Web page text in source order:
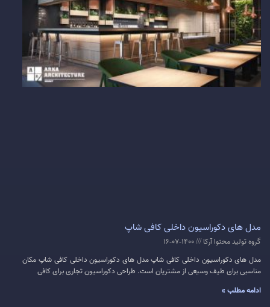
مدل های دکوراسیون داخلی کافی شاپ
گروه تولید محتوا آرکا
مدل های دکوراسیون داخلی کافی شاپ مدل های دکوراسیون داخلی کافی شاپ مکان
مناسبی برای طیف وسیعی از مشتریان است. طراحی دکوراسیون تجاری برای کافی
ادامه مطلب »